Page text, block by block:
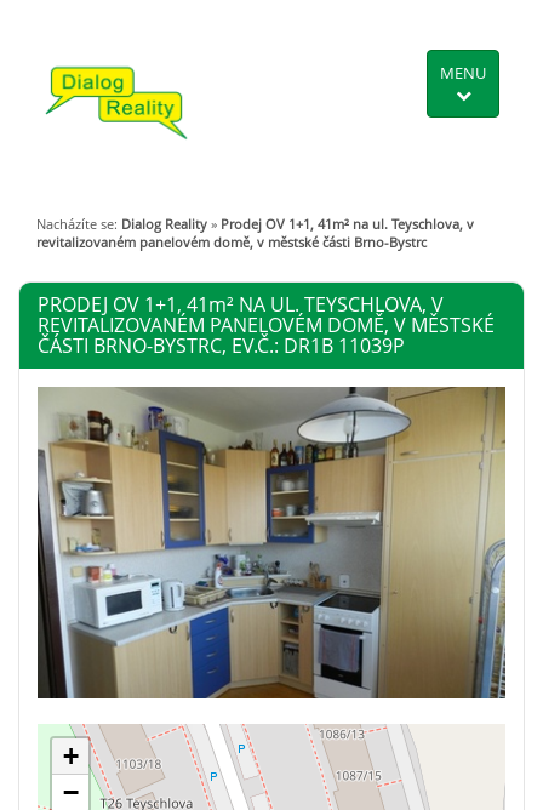
MENU
Nacházíte se: Dialog Reality » Prodej OV 1+1, 41m² na ul. Teyschlova, v
revitalizovaném panelovém domě, v městské části Brno-Bystrc
PRODEJ OV 1+1, 41m² NA UL. TEYSCHLOVA, V
REVITALIZOVANÉM PANELOVÉM DOMĚ, V MĚSTSKÉ
ČÁSTI BRNO-BYSTRC, EV.Č.: DR1B 11039P
+
−